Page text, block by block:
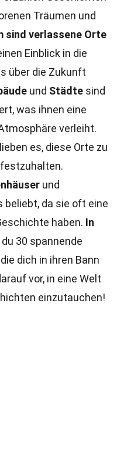
Träumen und
sind verlassene Orte
Einblick in die
über die Zukunft
und Städte sind
was ihnen eine
verleiht.
lieben es, diese Orte zu
festzuhalten.
und
beliebt, da sie oft eine
haben. In
30 spannende
dich in ihren Bann
vor, in eine Welt
einzutauchen!